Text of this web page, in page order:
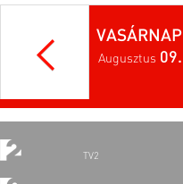
VASÁRNAP
Augusztus 09.
TV2